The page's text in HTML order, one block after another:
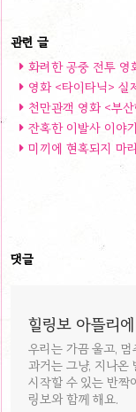
화려한 공중 전투 영화
영화 <타이타닉> 실
천만관객 영화 <부
잔혹한 이발사 이야기 영
미끼에 현혹되지 마라
댓글
힐링보 아뜰리
우리는 가끔 울고,
과거는 그냥, 지나온
시작할 수 있는 반짝
링보와 함께 해요.